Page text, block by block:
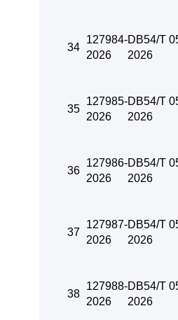
34
127984-
2026
DB54/T
2026
35
127985-
2026
DB54/T
2026
36
127986-
2026
DB54/T
2026
37
127987-
2026
DB54/T
2026
38
127988-
2026
DB54/T
2026